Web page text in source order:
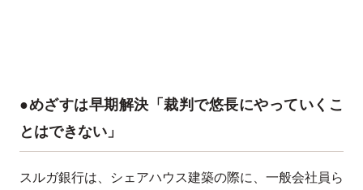
●めざすは早期解決「裁判で悠長にやっていくこ
とはできない」
スルガ銀行は、シェアハウス建築の際に、一般会社員ら